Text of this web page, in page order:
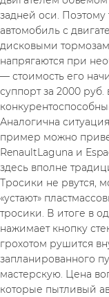
задней оси. Поэтому
автомобиль с
дисковыми
напрягаются при
— стоимость его
суппорт за 2000 руб.
Аналогична
пример можно
RenaultLaguna и
здесь вполне
Тросики не рвутся,
«устают»
тросики. В итоге в
нажимает кнопку
грохотом рушится
запланированного
мастерскую. Цена
которые пытливый